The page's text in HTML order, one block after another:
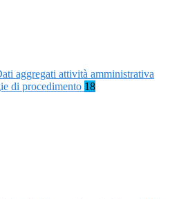
aggregati attività amministrativa
di procedimento 18